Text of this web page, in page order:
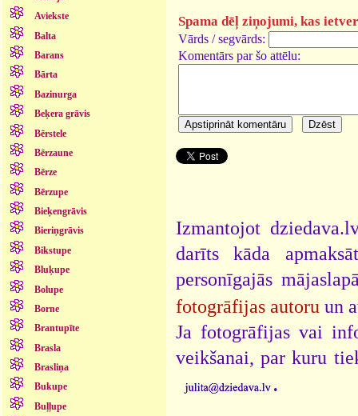
Aviekste
Balta
Barans
Bārta
Bazinurga
Beķera grāvis
Bērstele
Bērzaune
Bērze
Bērzupe
Bieķengrāvis
Bieriņgrāvis
Bikstupe
Bluķupe
Bolupe
Borne
Brantupīte
Brasla
Brasliņa
Bukupe
Buļļupe
Spama dēļ ziņojumi, kas
Vārds / segvārds:
Komentārs par šo attēlu:
Izmantojot
darīts kāda
personīgajās
fotogrāfijas autoru un
Ja fotogrāfijas vai
veikšanai, par kuru
.